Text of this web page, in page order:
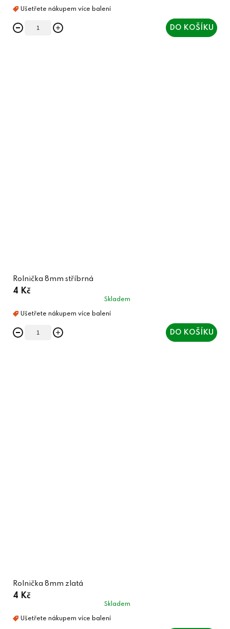
DO KOŠÍKU
Rolnička 8mm stříbrná
4 Kč
Skladem
DO KOŠÍKU
Rolnička 8mm zlatá
4 Kč
Skladem